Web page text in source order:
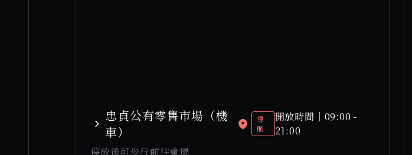
忠貞公有零售市場（機
車）
導
航
開放時間｜09:00 -
21:00
停放後可步行前往會場